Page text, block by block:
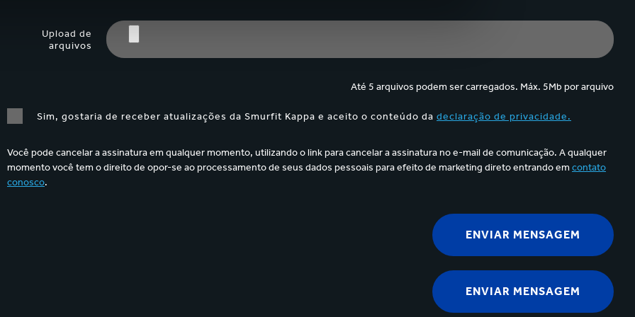
Upload de
arquivos
Até 5 arquivos podem ser carregados. Máx. 5Mb por arquivo
Sim, gostaria de receber atualizações da Smurfit Kappa e aceito o conteúdo da declaração de privacidade.
Você pode cancelar a assinatura em qualquer momento, utilizando o link para cancelar a assinatura no e-mail de comunicação. A qualquer
momento você tem o direito de opor-se ao processamento de seus dados pessoais para efeito de marketing direto entrando em contato
conosco.